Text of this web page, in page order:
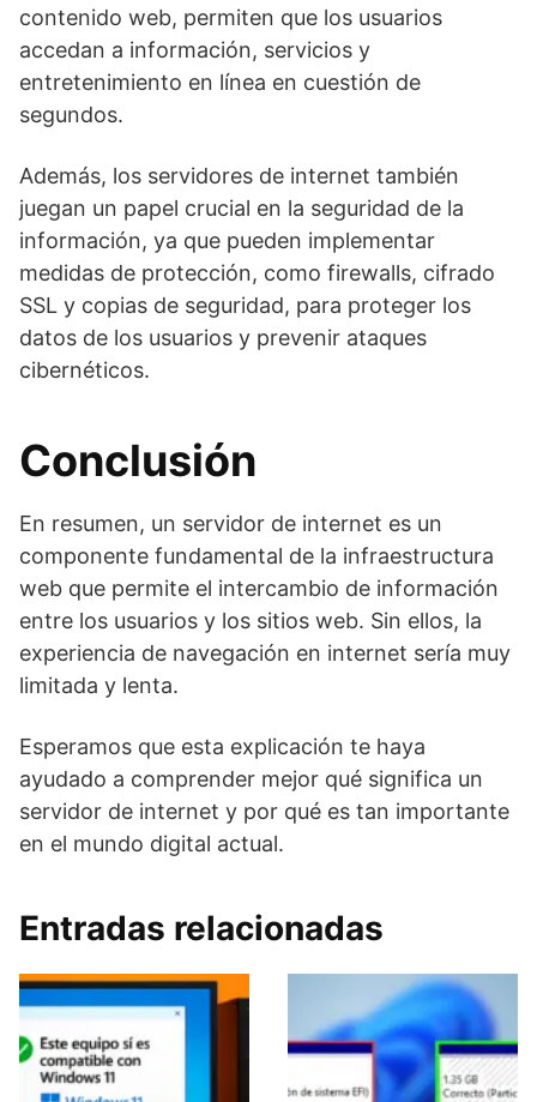
contenido web, permiten que los usuarios
accedan a información, servicios y
entretenimiento en línea en cuestión de
segundos.
Además, los servidores de internet también
juegan un papel crucial en la seguridad de la
información, ya que pueden implementar
medidas de protección, como firewalls, cifrado
SSL y copias de seguridad, para proteger los
datos de los usuarios y prevenir ataques
cibernéticos.
Conclusión
En resumen, un servidor de internet es un
componente fundamental de la infraestructura
web que permite el intercambio de información
entre los usuarios y los sitios web. Sin ellos, la
experiencia de navegación en internet sería muy
limitada y lenta.
Esperamos que esta explicación te haya
ayudado a comprender mejor qué significa un
servidor de internet y por qué es tan importante
en el mundo digital actual.
Entradas relacionadas